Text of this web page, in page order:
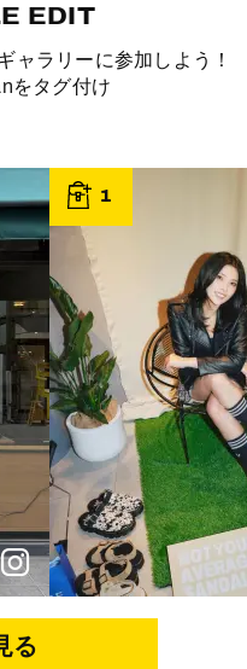
EDIT
ャラリーに参加しよう！
をタグ付け
1
る